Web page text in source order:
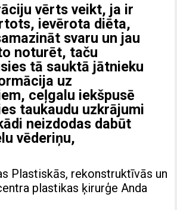
vērts veikt, ja ir
ievērota diēta,
svaru un jau
noturēt, taču
tā sauktā jātnieku
uz
ceļgalu iekšpusē
taukaudu uzkrājumi
neizdodas dabūt
vēderiņu,
Plastiskās, rekonstruktīvās un
plastikas ķirurģe Anda